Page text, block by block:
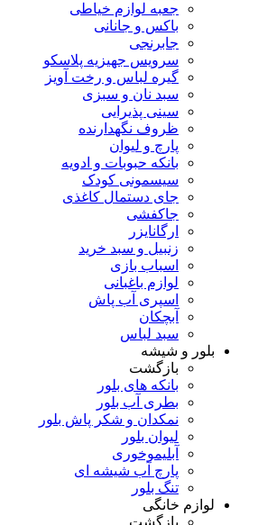
جعبه لوازم خیاطی
باکس و جانانی
جابرنجی
سرویس جهیزیه پلاسکو
گیره لباس و رخت آویز
سبد نان و سبزی
سینی پذیرایی
ظروف نگهدارنده
پارچ و لیوان
بانکه حبوبات و ادویه
سیسمونی کودک
جای دستمال کاغذی
جاکفشی
ارگانایزر
زنبیل و سبد خرید
اسباب بازی
لوازم باغبانی
اسپری آب پاش
آبچکان
سبد لباس
بلور و شیشه
بازگشت
بانکه های بلور
بطری آب بلور
نمکدان و شکر پاش بلور
لیوان بلور
آبلیموخوری
پارچ آب شیشه ای
تنگ بلور
لوازم خانگی
بازگشت